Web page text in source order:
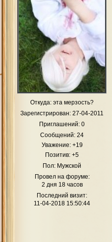
Откуда: эта мерзость?
Зарегистрирован: 27-04-2011
Приглашений: 0
Сообщений: 24
Уважение: +19
Позитив: +5
Пол: Мужской
Провел на форуме:
2 дня 18 часов
Последний визит:
11-04-2018 15:50:44